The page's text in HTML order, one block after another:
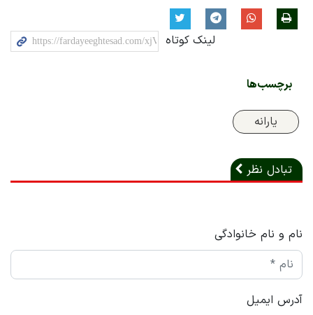
لینک کوتاه
برچسب‌ها
یارانه
تبادل نظر
نام و نام خانوادگی
آدرس ایمیل